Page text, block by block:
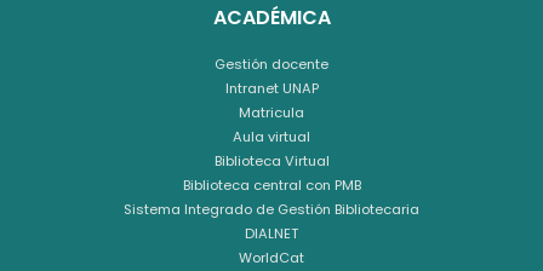
ACADÉMICA
Gestión docente
Intranet UNAP
Matricula
Aula virtual
Biblioteca Virtual
Biblioteca central con PMB
Sistema Integrado de Gestión Bibliotecaria
DIALNET
WorldCat